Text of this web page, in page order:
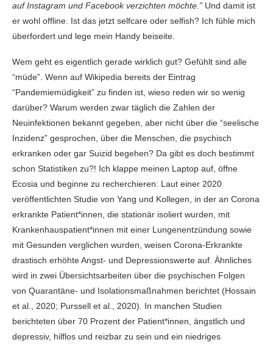
auf Instagram und Facebook verzichten möchte.” Und damit ist
er wohl offline. Ist das jetzt selfcare oder selfish? Ich fühle mich
überfordert und lege mein Handy beiseite.
Wem geht es eigentlich gerade wirklich gut? Gefühlt sind alle
“müde”. Wenn auf Wikipedia bereits der Eintrag
“Pandemiemüdigkeit” zu finden ist, wieso reden wir so wenig
darüber? Warum werden zwar täglich die Zahlen der
Neuinfektionen bekannt gegeben, aber nicht über die “seelische
Inzidenz” gesprochen, über die Menschen, die psychisch
erkranken oder gar Suizid begehen? Da gibt es doch bestimmt
schon Statistiken zu?! Ich klappe meinen Laptop auf, öffne
Ecosia und beginne zu recherchieren: Laut einer 2020
veröffentlichten Studie von Yang und Kollegen, in der an Corona
erkrankte Patient*innen, die stationär isoliert wurden, mit
Krankenhauspatient*innen mit einer Lungenentzündung sowie
mit Gesunden verglichen wurden, weisen Corona-Erkrankte
drastisch erhöhte Angst- und Depressionswerte auf. Ähnliches
wird in zwei Übersichtsarbeiten über die psychischen Folgen
von Quarantäne- und Isolationsmaßnahmen berichtet (Hossain
et al., 2020; Purssell et al., 2020). In manchen Studien
berichteten über 70 Prozent der Patient*innen, ängstlich und
depressiv, hilflos und reizbar zu sein und ein niedriges